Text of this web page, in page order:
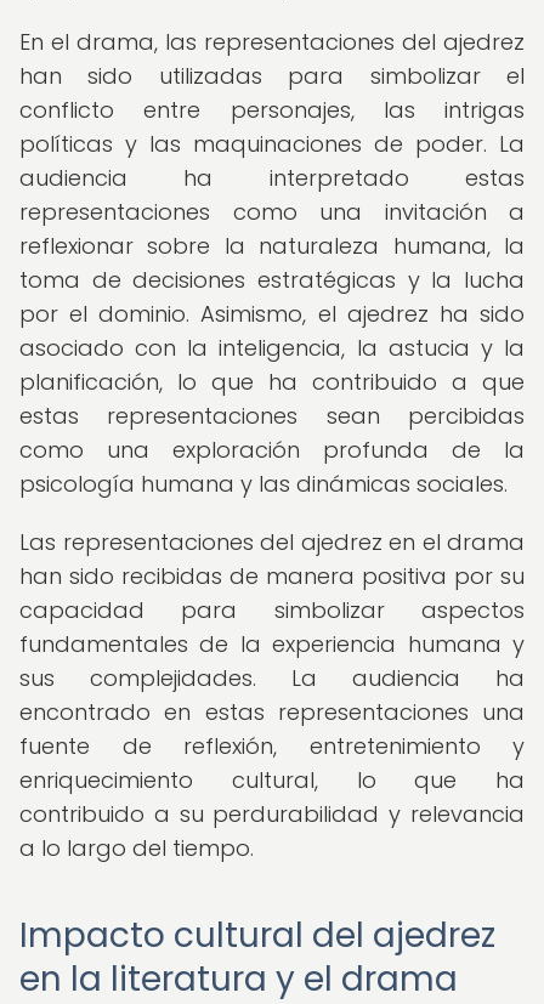
En el drama, las representaciones del ajedrez
han sido utilizadas para simbolizar el
conflicto entre personajes, las intrigas
políticas y las maquinaciones de poder. La
audiencia ha interpretado estas
representaciones como una invitación a
reflexionar sobre la naturaleza humana, la
toma de decisiones estratégicas y la lucha
por el dominio. Asimismo, el ajedrez ha sido
asociado con la inteligencia, la astucia y la
planificación, lo que ha contribuido a que
estas representaciones sean percibidas
como una exploración profunda de la
psicología humana y las dinámicas sociales.
Las representaciones del ajedrez en el drama
han sido recibidas de manera positiva por su
capacidad para simbolizar aspectos
fundamentales de la experiencia humana y
sus complejidades. La audiencia ha
encontrado en estas representaciones una
fuente de reflexión, entretenimiento y
enriquecimiento cultural, lo que ha
contribuido a su perdurabilidad y relevancia
a lo largo del tiempo.
Impacto cultural del ajedrez
en la literatura y el drama